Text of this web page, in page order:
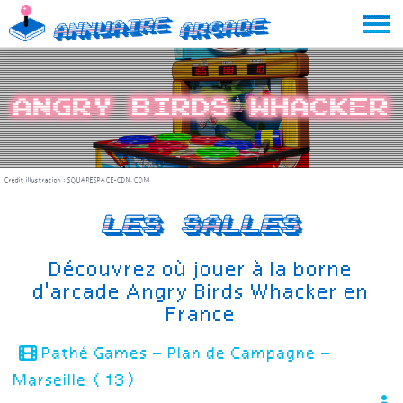
Skip
to
content
Annuaire Arcade
Crédit illustration : SQUARESPACE-CDN.COM
Angry Birds Whacker
Les salles
Découvrez où jouer à la borne
d'arcade Angry Birds Whacker en
France
Pathé Games – Plan de Campagne –
Marseille (13)